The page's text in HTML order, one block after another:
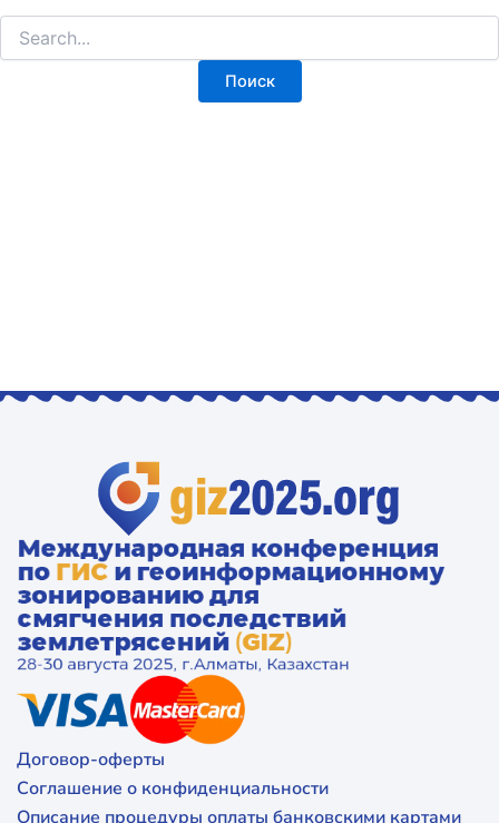
Договор-оферты
Соглашение о конфиденциальности
Описание процедуры оплаты банковскими картами